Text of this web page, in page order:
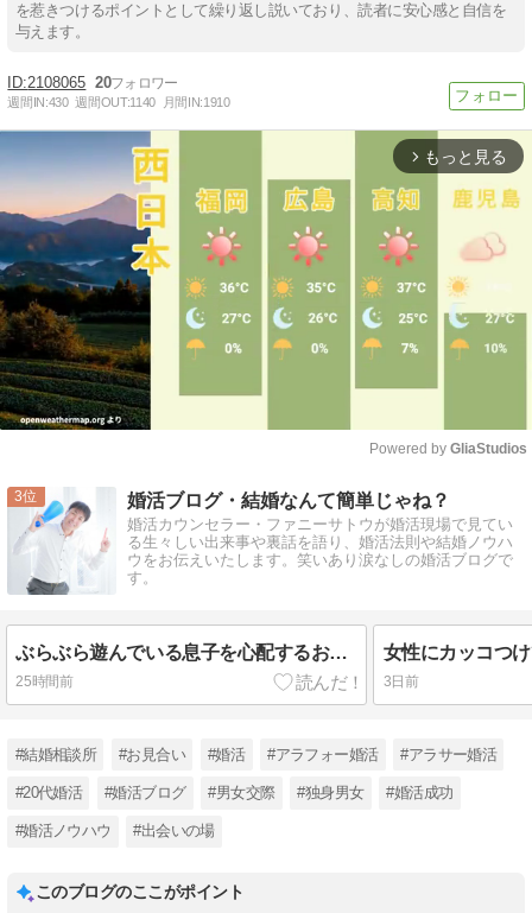
を惹きつけるポイントとして繰り返し説いており、読者に安心感と自信を
与えます。
2108065 20
週間IN:430 週間OUT:1140 月間IN:1910
arrow_forward_ios もっと見る
Mute
Powered by GliaStudios
3 婚活ブログ・結婚なんて簡単じゃね？
婚活カウンセラー・ファニーサトウが婚活現場で見てい
る生々しい出来事や裏話を語り、婚活法則や結婚ノウハ
ウをお伝えいたします。笑いあり涙なしの婚活ブログで
す。
ぶらぶら遊んでいる息子を心配するお母さん
25時間前
女性にカッコつ
3日前
#結婚相談所 #お見合い #婚活 #アラフォー婚活 #アラサー婚活
#20代婚活 #婚活ブログ #男女交際 #独身男女 #婚活成功
#婚活ノウハウ #出会いの場
このブログのここがポイント